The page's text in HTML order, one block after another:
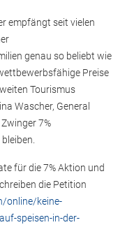
empfängt seit vielen
genau so beliebt wie
Preise
Tourismus
Wascher, General
7%
für die 7% Aktion und
die Petition
online/keine-
speisen-in-der-